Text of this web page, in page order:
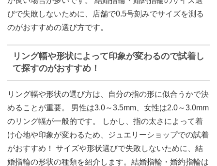
びで失敗しないために、
店舗で0.5号刻みでサイズを測る
のがおすすめの選び方です。
リング幅や形状によって印象が変わるので試着し
て探すのがおすすめ！
リング幅や形状の選び方は、自分の指の形に似合うかで決
めることが重要。 男性は3.0～3.5mm、女性は2.0～3.0mm
のリング幅が一般的です。 しかし、指の太さによって着
け心地や印象が変わるため、ジュエリーショップでの試着
がおすすめ！ サイズや形状選びで失敗しないために、結
婚指輪の形状の種類を紹介します。結婚指輪・婚約指輪は